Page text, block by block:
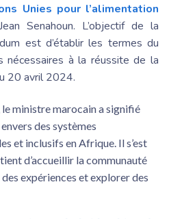
Unies pour l’alimentation
Senahoun. L’objectif de la
est d’établir les termes du
nécessaires à la réussite de la
20 avril 2024.
ministre marocain a signifié
des systèmes
et inclusifs en Afrique. Il s’est
d’accueillir la communauté
expériences et explorer des